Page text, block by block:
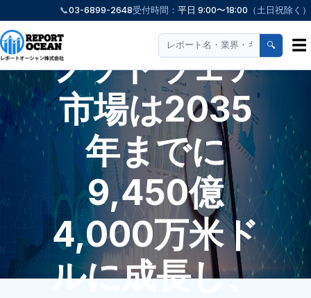
📞03-6899-2648受付時間： 平日 9:00〜18:00 （土日祝除く）
🔍 ☰
フットウェア
市場は2035
年までに
9,450億
4,000万米ド
ルに成長し、